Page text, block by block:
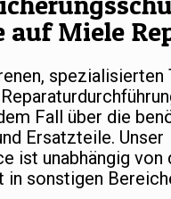
auf Miele
spezialisierten
Fall über die
Ersatzteile. Unser
ist unabhängig von
in sonstigen